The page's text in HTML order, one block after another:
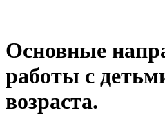
Основные
работы с
возраста.